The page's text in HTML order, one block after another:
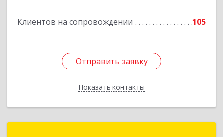
Клиентов на сопровождении 105
Отправить заявку
Показать контакты
Отправить заявку
Назад